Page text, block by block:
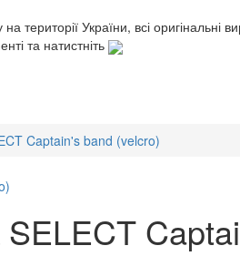
території України, всі
та натистніть
Captain's band (velcro)
SELECT